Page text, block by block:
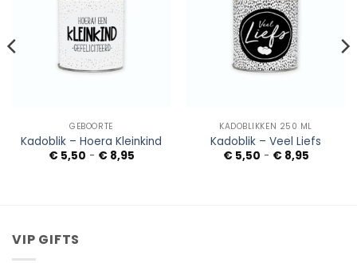
GEBOORTE
Kadoblik – Hoera Kleinkind
€5,50 - €8,95Prijsklasse:
KADOBLIKKEN 250 ML
Kadoblik – Veel Liefs
€5,50 - €8,95
VIP GIFTS